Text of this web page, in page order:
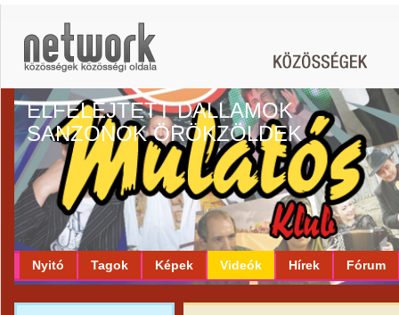
ELFELEJTETT DALLAMOK
SANZONOK ÖRÖKZÖLDEK
Nyitó Tagok Képek Videók Hírek Fórum